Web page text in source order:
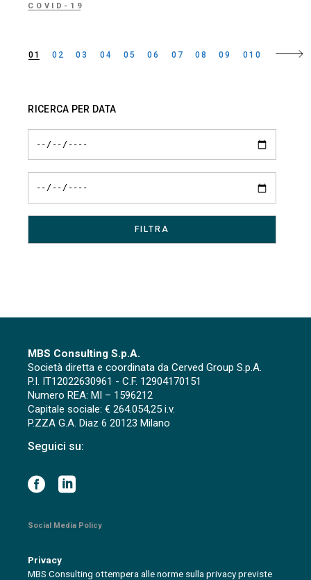
COVID-19
Paginazione
articoli
01 02 03 04 05 06 07 08 09 010
RICERCA PER DATA
MBS Consulting S.p.A.
Società diretta e coordinata da Cerved Group S.p.A.
P.I. IT12022630961 - C.F. 12904170151
Numero REA: MI – 1596212
Capitale sociale: € 264.054,25 i.v.
P.ZZA G.A. Diaz 6 20123 Milano
Seguici su:
Social Media Policy
Privacy
MBS Consulting ottempera alle norme sulla privacy previste